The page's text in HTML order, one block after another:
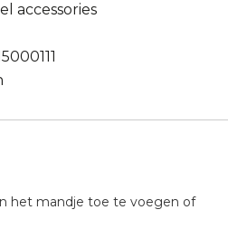
accessories
het mandje toe te voegen of